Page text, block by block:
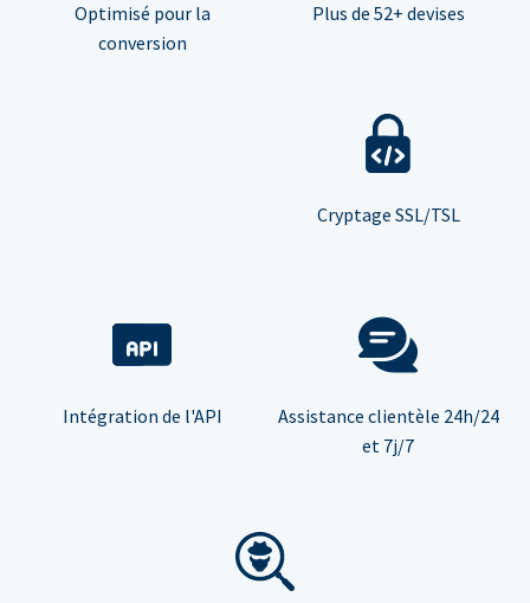
Optimisé pour la
conversion
Plus de 52+ devises
Cryptage SSL/TSL
Intégration de l'API
Assistance clientèle 24h/24
et 7j/7